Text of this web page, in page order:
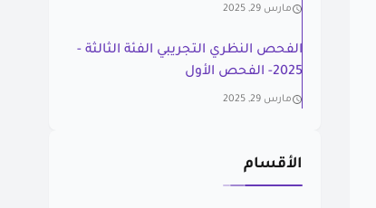
مارس 29, 2025
الفحص النظري التجريبي الفئة الثالثة -
2025- الفحص الأول
مارس 29, 2025
الأقسام